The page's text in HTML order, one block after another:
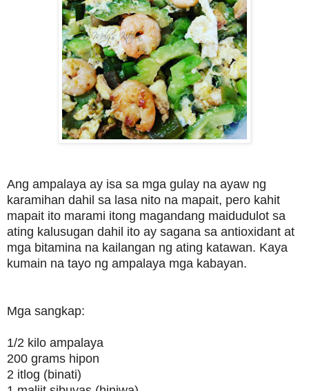
Ang ampalaya ay isa sa mga gulay na ayaw ng
karamihan dahil sa lasa nito na mapait, pero kahit
mapait ito marami itong magandang maidudulot sa
ating kalusugan dahil ito ay sagana sa antioxidant at
mga bitamina na kailangan ng ating katawan. Kaya
kumain na tayo ng ampalaya mga kabayan.
Mga sangkap:
1/2 kilo ampalaya
200 grams hipon
2 itlog (binati)